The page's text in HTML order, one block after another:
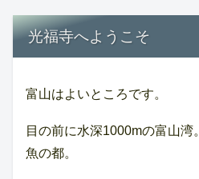
光福寺へようこそ
富山はよいところです。
目の前に水深1000mの富山湾
魚の都。